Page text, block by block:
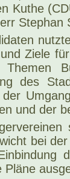
Kuthe
Stephan
Ziele
des
der
und der
bei
Pläne